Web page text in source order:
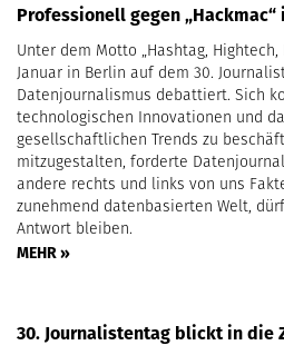
Professionell gegen „Hackmac“
Unter dem Motto „Hashtag, Hightech,
Januar in Berlin auf dem 30.
Datenjournalismus debattiert. Sich
technologischen Innovationen und
gesellschaftlichen Trends zu
mitzugestalten, forderte
andere rechts und links von uns
zunehmend datenbasierten Welt,
Antwort bleiben.
MEHR »
30. Journalistentag blickt in die